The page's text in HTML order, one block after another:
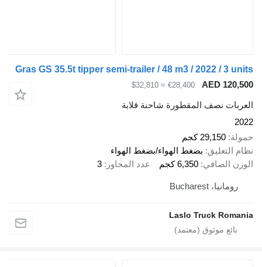
Gras GS 35.5t tipper semi-trailer / 48 m3 / 2022 / 3 units
AED 120,500
€28,400
≈ $32,810
العربات نصف المقطورة شاحنة قلابة
2022
حمولة 29,150 كجم
نظام التعليق بضغط الهواء/بضغط الهواء
الوزن الصافي 6,350 كجم عدد المحاور 3
رومانيا، Bucharest
Laslo Truck Romania